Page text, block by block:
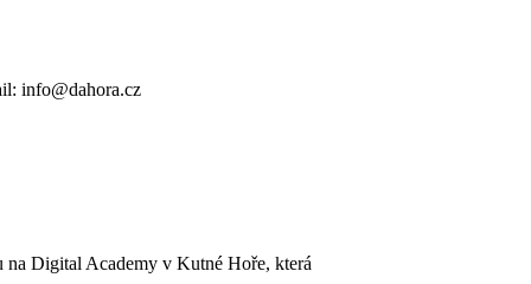
info@dahora.cz
na Digital Academy v Kutné Hoře, která